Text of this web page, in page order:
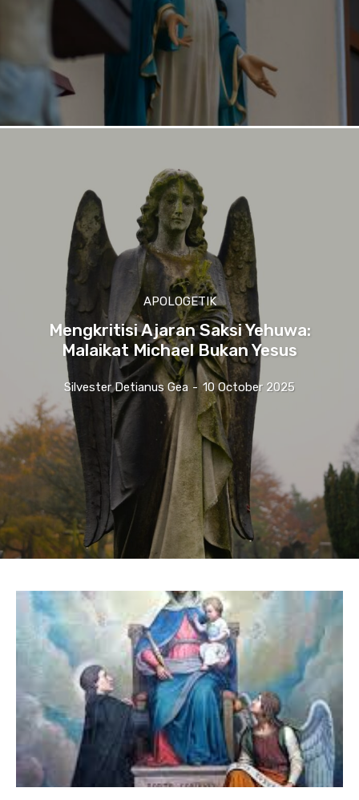
APOLOGETIK
Mengkritisi Ajaran Saksi Yehuwa:
Malaikat Michael Bukan Yesus
Silvester Detianus Gea - 10 October 2025